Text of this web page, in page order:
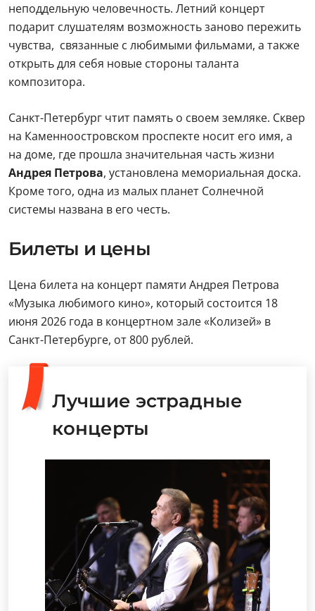
неподдельную человечность. Летний концерт
подарит слушателям возможность заново пережить
чувства, связанные с любимыми фильмами, а также
открыть для себя новые стороны таланта
композитора.
Санкт-Петербург чтит память о своем земляке. Сквер
на Каменноостровском проспекте носит его имя, а
на доме, где прошла значительная часть жизни
Андрея Петрова, установлена мемориальная доска.
Кроме того, одна из малых планет Солнечной
системы названа в его честь.
Билеты и цены
Цена билета на концерт памяти Андрея Петрова
«Музыка любимого кино», который состоится 18
июня 2026 года в концертном зале «Колизей» в
Санкт-Петербурге, от 800 рублей.
Лучшие эстрадные
концерты